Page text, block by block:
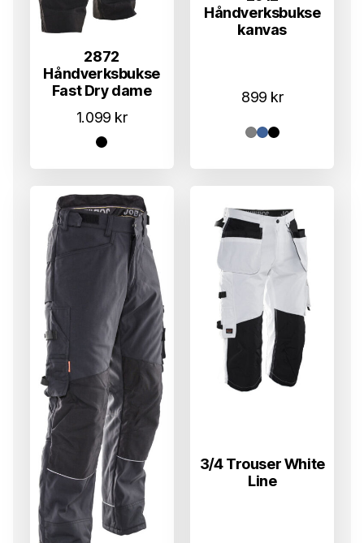
2872
Håndverksbukse
Fast Dry dame
1.099 kr
Håndverksbukse
kanvas
899 kr
3/4 Trouser White
Line